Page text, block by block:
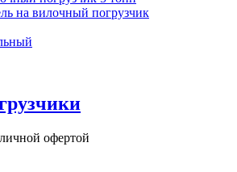
на вилочный погрузчик
офертой